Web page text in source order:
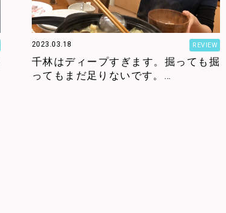
2023.03.18 REVIEW
千林はディープすぎます。掘っても掘
ってもまだ足りないです。…